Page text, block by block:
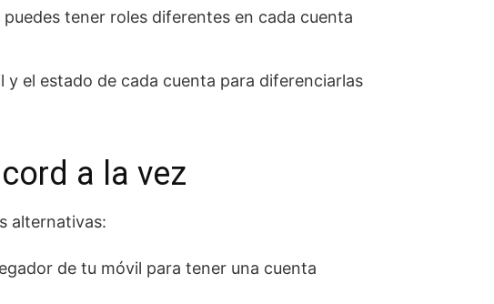
tener roles diferentes en cada cuenta
el estado de cada cuenta para diferenciarlas
a la vez
alternativas:
de tu móvil para tener una cuenta